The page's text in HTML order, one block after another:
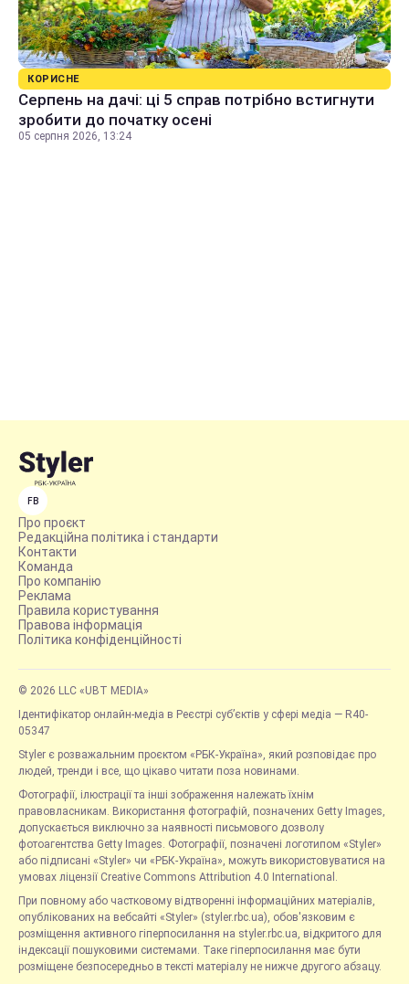
КОРИСНЕ
Серпень на дачі: ці 5 справ потрібно встигнути
зробити до початку осені
05 серпня 2026, 13:24
FB
Про проєкт
Редакційна політика і стандарти
Контакти
Команда
Про компанію
Реклама
Правила користування
Правова інформація
Політика конфіденційності
© 2026 LLC «UBT MEDIA»
Ідентифікатор онлайн-медіа в Реєстрі суб’єктів у сфері медіа — R40-
05347
Styler є розважальним проєктом «РБК-Україна», який розповідає про
людей, тренди і все, що цікаво читати поза новинами.
Фотографії, ілюстрації та інші зображення належать їхнім
правовласникам. Використання фотографій, позначених Getty Images,
допускається виключно за наявності письмового дозволу
фотоагентства Getty Images. Фотографії, позначені логотипом «Styler»
або підписані «Styler» чи «РБК-Україна», можуть використовуватися на
умовах ліцензії Creative Commons Attribution 4.0 International.
При повному або частковому відтворенні інформаційних матеріалів,
опублікованих на вебсайті «Styler» (styler.rbc.ua), обов'язковим є
розміщення активного гіперпосилання на styler.rbc.ua, відкритого для
індексації пошуковими системами. Таке гіперпосилання має бути
розміщене безпосередньо в тексті матеріалу не нижче другого абзацу.